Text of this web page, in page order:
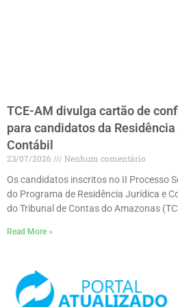
TCE-AM divulga cartão de
para candidatos da
Contábil
23/07/2026
Nenhum comentário
Os candidatos inscritos no II Processo
do Programa de Residência Jurídica e
do Tribunal de Contas do Amazonas
Read More »